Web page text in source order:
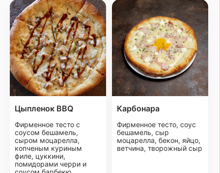
Цыпленок BBQ
Фирменное тесто с
соусом бешамель,
сыром моцарелла,
копченым куриным
филе, цуккини,
помидорами черри и
Карбонара
Фирменное тесто, соус
бешамель, сыр
моцарелла, бекон, яйцо,
ветчина, творожный сыр